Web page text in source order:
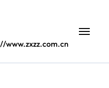
www.zxzz.com.cn